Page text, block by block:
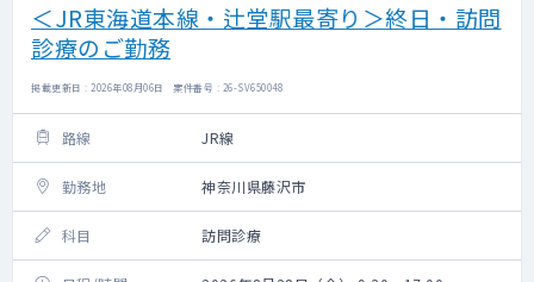
＜JR東海道本線・辻堂駅最寄り＞終日・訪問
診療のご勤務
掲載更新日 : 2026年08月06日 案件番号 : 26-SV650048
路線 JR線
勤務地 神奈川県藤沢市
科目 訪問診療